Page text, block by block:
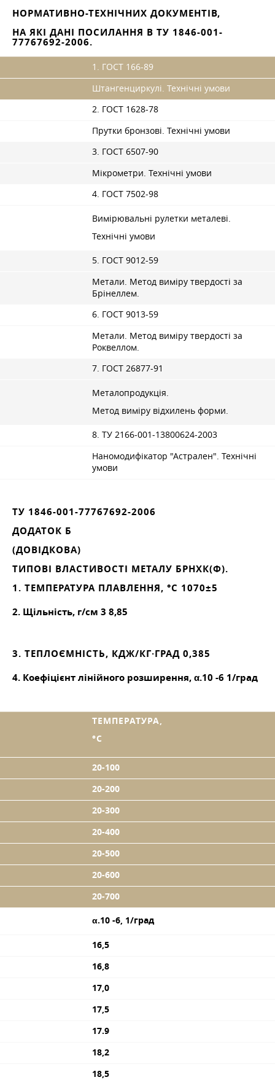
НОРМАТИВНО-ТЕХНІЧНИХ ДОКУМЕНТІВ,
НА ЯКІ ДАНІ ПОСИЛАННЯ В ТУ 1846-001-
77767692-2006.
1. ГОСТ 166-89
Штангенциркулі. Технічні умови
2. ГОСТ 1628-78
Прутки бронзові. Технічні умови
3. ГОСТ 6507-90
Мікрометри. Технічні умови
4. ГОСТ 7502-98
Вимірювальні рулетки металеві.
Технічні умови
5. ГОСТ 9012-59
Метали. Метод виміру твердості за
Брінеллем.
6. ГОСТ 9013-59
Метали. Метод виміру твердості за
Роквеллом.
7. ГОСТ 26877-91
Металопродукція.
Метод виміру відхилень форми.
8. ТУ 2166-001-13800624-2003
Наномодифікатор "Астрален". Технічні
умови
ТУ 1846-001-77767692-2006
ДОДАТОК Б
(ДОВІДКОВА)
ТИПОВІ ВЛАСТИВОСТІ МЕТАЛУ БРНХК(Ф).
1. ТЕМПЕРАТУРА ПЛАВЛЕННЯ, °C 1070±5
2. Щільність, г/см 3 8,85
3. ТЕПЛОЄМНІСТЬ, КДЖ/КГ·ГРАД 0,385
4. Коефіцієнт лінійного розширення, α.10 -6 1/град
ТЕМПЕРАТУРА,
°C
20-100
20-200
20-300
20-400
20-500
20-600
20-700
α.10 -6, 1/град
16,5
16,8
17,0
17,5
17.9
18,2
18,5